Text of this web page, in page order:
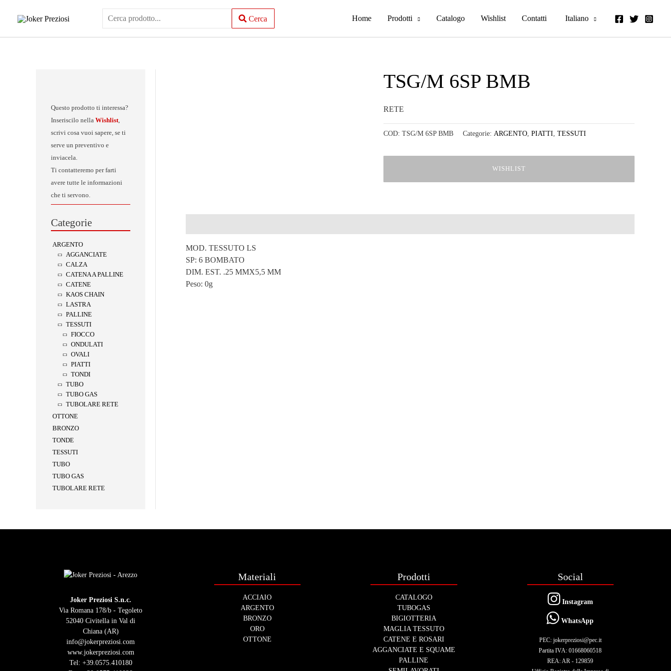
Cerca Home Prodotti Catalogo Wishlist Contatti Italiano
Questo prodotto ti interessa?
Inseriscilo nella Wishlist,
scrivi cosa vuoi sapere, se ti
serve un preventivo e
inviacela.
Ti contatteremo per farti
avere tutte le informazioni
che ti servono.
Categorie
ARGENTO
AGGANCIATE
CALZA
CATENA A PALLINE
CATENE
KAOS CHAIN
LASTRA
PALLINE
TESSUTI
FIOCCO
ONDULATI
OVALI
PIATTI
TONDI
TUBO
TUBO GAS
TUBOLARE RETE
OTTONE
BRONZO
TONDE
TESSUTI
TUBO
TUBO GAS
TUBOLARE RETE
TSG/M 6SP BMB
RETE
COD: TSG/M 6SP BMB Categorie: ARGENTO, PIATTI TESSUTI
WISHLIST
MOD. TESSUTO LS
SP: 6 BOMBATO
DIM. EST. .25 MMX5,5 MM
Peso: 0g
Joker Preziosi S.n.c.
Via Romana 178/b - Tegoleto
52040 Civitella in Val di
Chiana (AR)
info@jokerpreziosi.com
www.jokerpreziosi.com
Tel: +39.0575.410180
Materiali
ACCIAIO
ARGENTO
BRONZO
ORO
OTTONE
Prodotti
CATALOGO
TUBOGAS
BIGIOTTERIA
MAGLIA TESSUTO
CATENE E ROSARI
AGGANCIATE E SQUAME
PALLINE
Social
Instagram
WhatsApp
PEC: jokerpreziosi@pec.it
Partita IVA: 01668060518
REA: AR - 129859